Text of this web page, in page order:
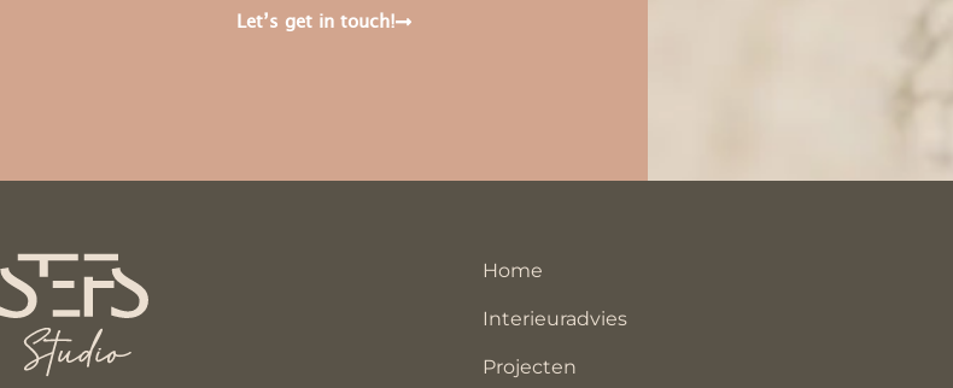
Let’s get in touch!
Home
Interieuradvies
Projecten